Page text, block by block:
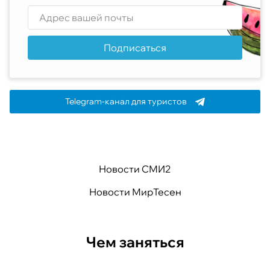
Подписаться
Telegram-канал для туристов
Новости СМИ2
Новости МирТесен
Чем заняться